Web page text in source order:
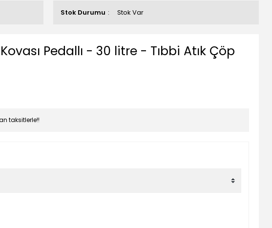
Stok Durumu Stok Var
Pedallı - 30 litre - Tıbbi Atık Çöp
taksitlerle!!